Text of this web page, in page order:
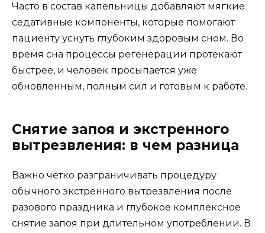
Часто в состав капельницы добавляют мягкие
седативные компоненты, которые помогают
пациенту уснуть глубоким здоровым сном. Во
время сна процессы регенерации протекают
быстрее, и человек просыпается уже
обновленным, полным сил и готовым к работе.
Снятие запоя и экстренного
вытрезвления: в чем разница
Важно четко разграничивать процедуру
обычного экстренного вытрезвления после
разового праздника и глубокое комплексное
снятие запоя при длительном употреблении. В